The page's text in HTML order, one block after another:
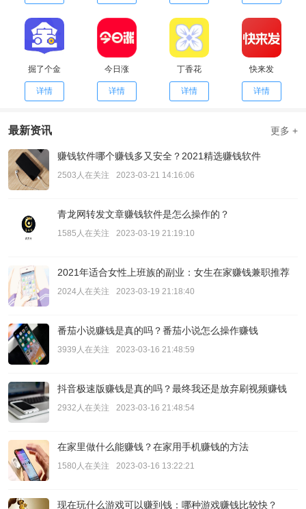
掘了个金
详情
今日涨
详情
丁香花
详情
快来发
详情
最新资讯 更多 +
赚钱软件哪个赚钱多又安全？2021精选赚钱软件
2503人在关注 2023-03-21 14:16:06
青龙网转发文章赚钱软件是怎么操作的？
1585人在关注 2023-03-19 21:19:10
2021年适合女性上班族的副业：女生在家赚钱兼职推荐
2024人在关注 2023-03-19 21:18:40
番茄小说赚钱是真的吗？番茄小说怎么操作赚钱
3939人在关注 2023-03-16 21:48:59
抖音极速版赚钱是真的吗？最终我还是放弃刷视频赚钱
2932人在关注 2023-03-16 21:48:54
在家里做什么能赚钱？在家用手机赚钱的方法
1580人在关注 2023-03-16 13:22:21
现在玩什么游戏可以赚到钱：哪种游戏赚钱比较快？